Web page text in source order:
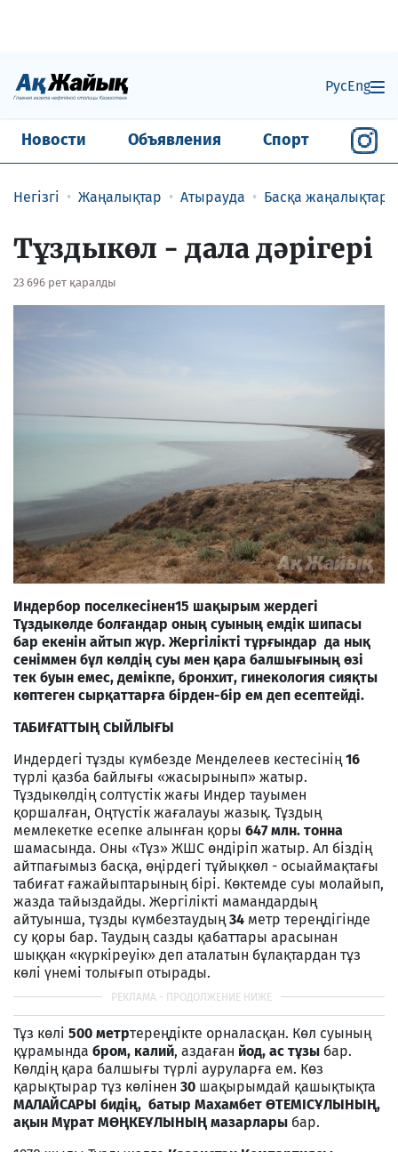
РусEng
Новости Объявления Спорт
Негізгі Жаңалықтар Атырауда Басқа жаңалықтар
Тұздыкөл - дала дәрігері
23 696 рет қаралды
Индербор поселкесінен15 шақырым жердегі
Тұздыкөлде болғандар оның суының емдік шипасы
бар екенін айтып жүр. Жергілікті тұрғындар да нық
сеніммен бұл көлдің суы мен қара балшығының өзі
тек буын емес, демікпе, бронхит, гинекология сияқты
көптеген сырқаттарға бірден-бір ем деп есептейді.
ТАБИҒАТТЫҢ СЫЙЛЫҒЫ
Индердегі тұзды күмбезде Менделеев кестесінің16
түрлі қазба байлығы «жасырынып» жатыр.
Тұздыкөлдің солтүстік жағы Индер тауымен
қоршалған, Оңтүстік жағалауы жазық. Тұздың
мемлекетке есепке алынған қоры 647млн. тонна
шамасында. Оны «Тұз» ЖШС өндіріп жатыр. Ал біздің
айтпағымыз басқа, өңірдегі тұйықкөл - осыаймақтағы
табиғат ғажайыптарының бірі. Көктемде суы молайып,
жазда тайыздайды. Жергілікті мамандардың
айтуынша, тұзды күмбезтаудың34 метр тереңдігінде
су қоры бар. Таудың сазды қабаттары арасынан
шыққан «күркіреуік» деп аталатын бұлақтардан тұз
көлі үнемі толығып отырады.
Тұз көлі 500 метртереңдікте орналасқан. Көл суының
құрамында бром, калий, аздаған йод, ас тұзы бар.
Көлдің қара балшығы түрлі ауруларға ем. Көз
қарықтырар тұз көлінен 30 шақырымдай қашықтықта
МАЛАЙСАРЫ бидің, батыр Махамбет ӨТЕМІСҰЛЫНЫҢ,
ақын Мұрат МӨҢКЕҰЛЫНЫҢ мазарлары бар.